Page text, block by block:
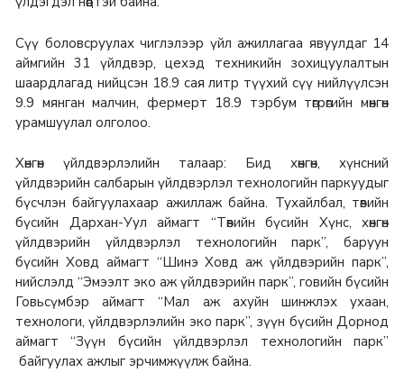
Сүү боловсруулах чиглэлээр үйл ажиллагаа явуулдаг 14
аймгийн 31 үйлдвэр, цехэд техникийн зохицуулалтын
шаардлагад нийцсэн 18.9 сая литр түүхий сүү нийлүүлсэн
9.9 мянган малчин, фермерт 18.9 тэрбум төгрөгийн мөнгөн
урамшуулал олголоо.
Хөнгөн үйлдвэрлэлийн талаар: Бид хөнгөн, хүнсний
үйлдвэрийн салбарын үйлдвэрлэл технологийн паркуудыг
бүсчлэн байгуулахаар ажиллаж байна. Тухайлбал, төвийн
бүсийн Дархан-Уул аймагт “Төвийн бүсийн Хүнс, хөнгөн
үйлдвэрийн үйлдвэрлэл технологийн парк”, баруун
бүсийн Ховд аймагт “Шинэ Ховд аж үйлдвэрийн парк”,
нийслэлд “Эмээлт эко аж үйлдвэрийн парк”, говийн бүсийн
Говьсүмбэр аймагт “Мал аж ахуйн шинжлэх ухаан,
технологи, үйлдвэрлэлийн эко парк”, зүүн бүсийн Дорнод
аймагт “Зүүн бүсийн үйлдвэрлэл технологийн парк”
байгуулах ажлыг эрчимжүүлж байна.